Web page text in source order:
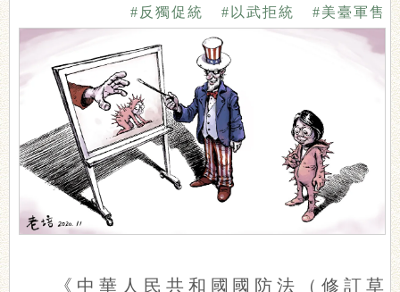
#美臺軍售
#以武拒統
#反獨促統
《中華人民共和國國防法（修訂草